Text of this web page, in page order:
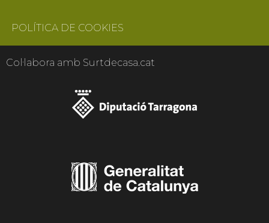
POLÍTICA DE COOKIES
Col·labora amb Surtdecasa.cat